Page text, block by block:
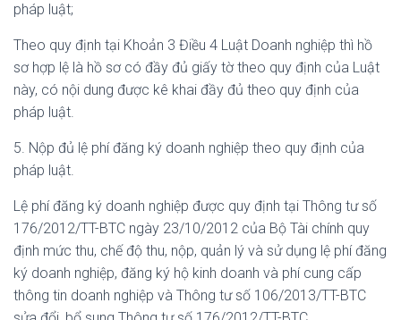
pháp luật;
Theo quy định tại Khoản 3 Điều 4 Luật Doanh nghiệp thì hồ
sơ hợp lệ là hồ sơ có đầy đủ giấy tờ theo quy định của Luật
này, có nội dung được kê khai đầy đủ theo quy định của
pháp luật.
5. Nộp đủ lệ phí đăng ký doanh nghiệp theo quy định của
pháp luật.
Lệ phí đăng ký doanh nghiệp được quy định tại Thông tư số
176/2012/TT-BTC ngày 23/10/2012 của Bộ Tài chính quy
định mức thu, chế độ thu, nộp, quản lý và sử dụng lệ phí đăng
ký doanh nghiệp, đăng ký hộ kinh doanh và phí cung cấp
thông tin doanh nghiệp và Thông tư số 106/2013/TT-BTC